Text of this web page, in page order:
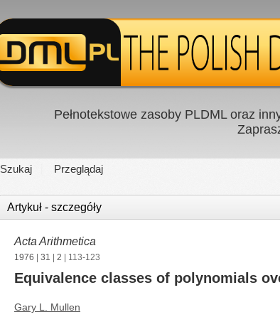
Pełnotekstowe zasoby PLDML oraz
Szukaj Przeglądaj
Artykuł - szczegóły
Acta Arithmetica
1976 31 2 | 113-123
Equivalence classes of polynomials
Gary L. Mullen